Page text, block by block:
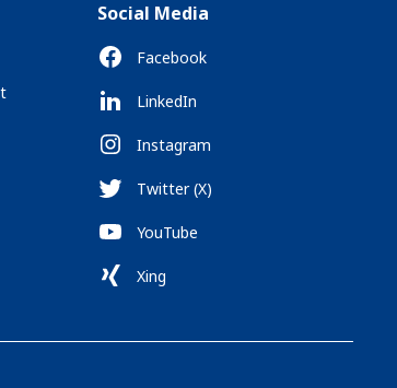
Social Media
Facebook
LinkedIn
Instagram
Twitter (X)
YouTube
Xing